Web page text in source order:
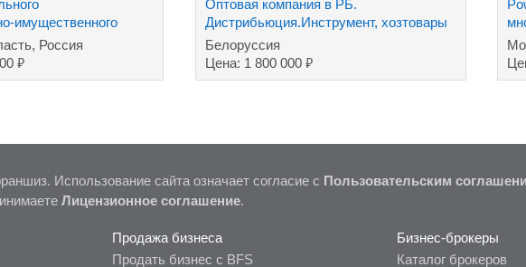
имущественного
Россия
₽
Оптовая компания в РБ.
Дистрибьюция.Инструмент, хозтовары
ТНП.Дилер.
Белоруссия
Цена: 1 800 000 ₽
Использование сайта означает согласие с Пользовательским
Лицензионное соглашение.
Продажа бизнеса
Продать бизнес с BFS
Бизнес-брокеры
Каталог брокеров